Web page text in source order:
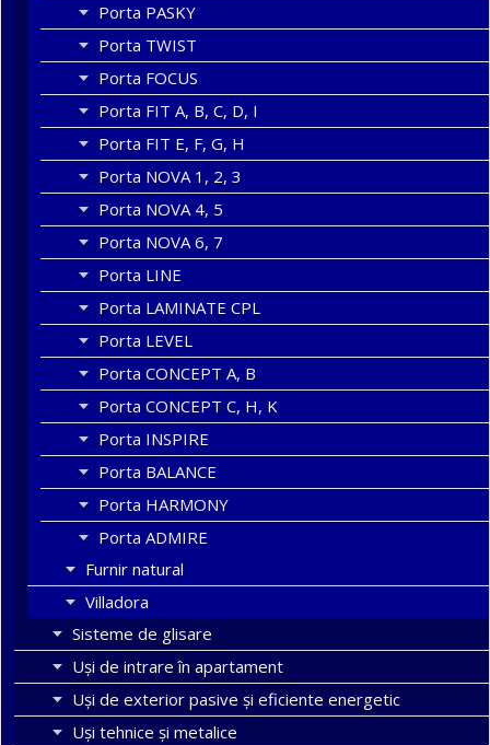
Porta PASKY
Porta TWIST
Porta FOCUS
Porta FIT A, B, C, D, I
Porta FIT E, F, G, H
Porta NOVA 1, 2, 3
Porta NOVA 4, 5
Porta NOVA 6, 7
Porta LINE
Porta LAMINATE CPL
Porta LEVEL
Porta CONCEPT A, B
Porta CONCEPT C, H, K
Porta INSPIRE
Porta BALANCE
Porta HARMONY
Porta ADMIRE
Furnir natural
Villadora
Sisteme de glisare
Uși de intrare în apartament
Uşi de exterior pasive şi eficiente energetic
Uși tehnice și metalice